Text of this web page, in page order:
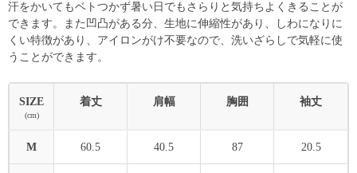
汗をかいてもベトつかず暑い日でもさらりと気持ちよくきることが
できます。また凹凸がある分、生地に伸縮性があり、しわになりに
くい特徴があり、アイロンがけ不要なので、洗いざらしで気軽に使
うことができます。
SIZE
(cm)
着丈 肩幅 胸囲 袖丈
M 60.5 40.5 87 20.5